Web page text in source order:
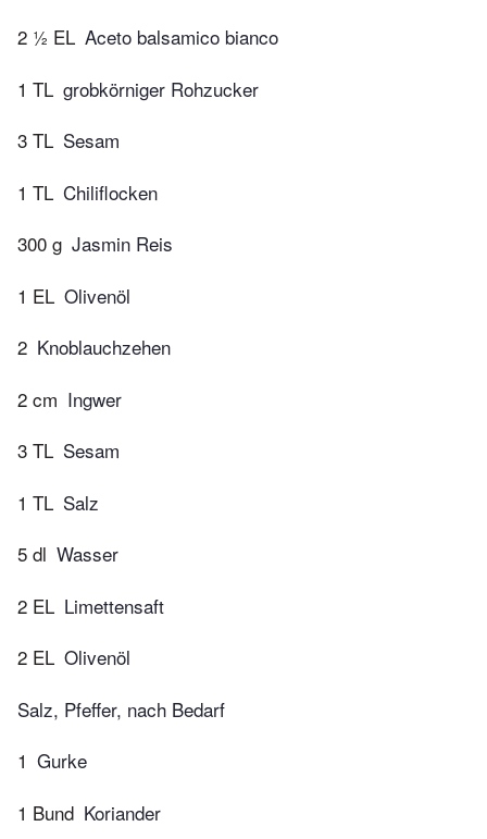
2 ½ EL Aceto balsamico bianco
1 TL grobkörniger Rohzucker
3 TL Sesam
1 TL Chiliflocken
300 g Jasmin Reis
1 EL Olivenöl
2 Knoblauchzehen
2 cm Ingwer
3 TL Sesam
1 TL Salz
5 dl Wasser
2 EL Limettensaft
2 EL Olivenöl
Salz, Pfeffer, nach Bedarf
1 Gurke
1 Bund Koriander